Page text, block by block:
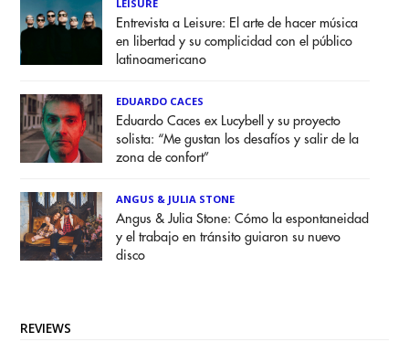
LEISURE
Entrevista a Leisure: El arte de hacer música
en libertad y su complicidad con el público
latinoamericano
EDUARDO CACES
Eduardo Caces ex Lucybell y su proyecto
solista: “Me gustan los desafíos y salir de la
zona de confort”
ANGUS & JULIA STONE
Angus & Julia Stone: Cómo la espontaneidad
y el trabajo en tránsito guiaron su nuevo
disco
REVIEWS